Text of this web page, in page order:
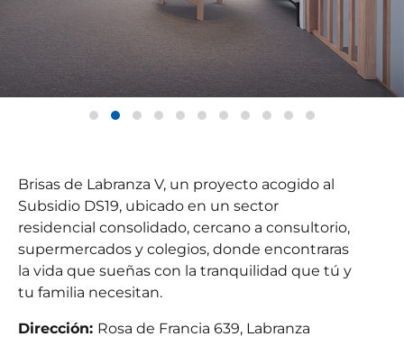
Brisas de Labranza V, un proyecto acogido al
Subsidio DS19, ubicado en un sector
residencial consolidado, cercano a consultorio,
supermercados y colegios, donde encontraras
la vida que sueñas con la tranquilidad que tú y
tu familia necesitan.
Dirección: Rosa de Francia 639, Labranza